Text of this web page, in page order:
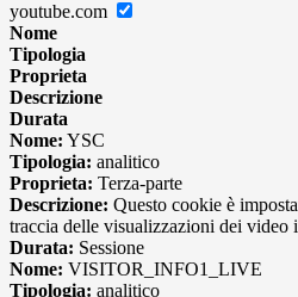
youtube.com
Nome
Tipologia
Proprieta
Descrizione
Durata
Nome: YSC
Tipologia: analitico
Proprieta: Terza-parte
Descrizione: Questo cookie è
traccia delle visualizzazioni dei video
Durata: Sessione
Nome: VISITOR_INFO1_LIVE
Tipologia: analitico